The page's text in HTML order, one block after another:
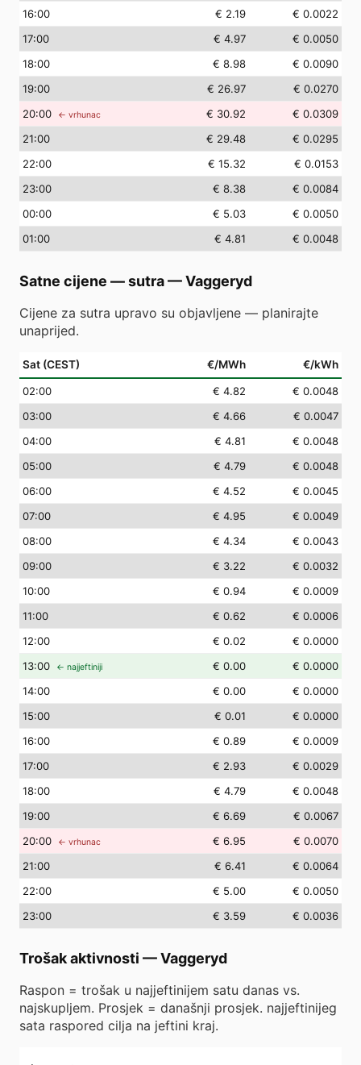
16:00 € 2.19
€ 0.0022
17:00 € 4.97
€ 0.0050
18:00 € 8.98
€ 0.0090
19:00 € 26.97
€ 0.0270
20:00 ← vrhunac € 30.92
€ 0.0309
21:00 € 29.48
€ 0.0295
22:00 € 15.32
€ 0.0153
23:00 € 8.38
€ 0.0084
00:00 € 5.03
€ 0.0050
01:00 € 4.81 € 0.0048
Satne cijene — sutra—Vaggeryd
Cijene za sutra upravo su objavljene — planirajte
unaprijed.
Sat (CEST) €/MWh €/kWh
02:00 € 4.82
€ 0.0048
03:00 € 4.66
€ 0.0047
04:00 € 4.81
€ 0.0048
05:00 € 4.79
€ 0.0048
06:00 € 4.52
€ 0.0045
07:00 € 4.95
€ 0.0049
08:00 € 4.34
€ 0.0043
09:00 € 3.22
€ 0.0032
10:00 € 0.94
€ 0.0009
11:00 € 0.62
€ 0.0006
12:00 € 0.02
€ 0.0000
13:00 ← najjeftiniji € 0.00
€ 0.0000
14:00 € 0.00
€ 0.0000
15:00 € 0.01
€ 0.0000
16:00 € 0.89
€ 0.0009
17:00 € 2.93
€ 0.0029
18:00 € 4.79
€ 0.0048
19:00 € 6.69
€ 0.0067
20:00 ← vrhunac € 6.95
€ 0.0070
21:00 € 6.41
€ 0.0064
22:00 € 5.00
€ 0.0050
23:00 € 3.59 € 0.0036
Trošak aktivnosti —Vaggeryd
Raspon = trošak u najjeftinijem satu danas vs.
najskupljem. Prosjek = današnji prosjek. najjeftinijeg
sata raspored cilja na jeftini kraj.